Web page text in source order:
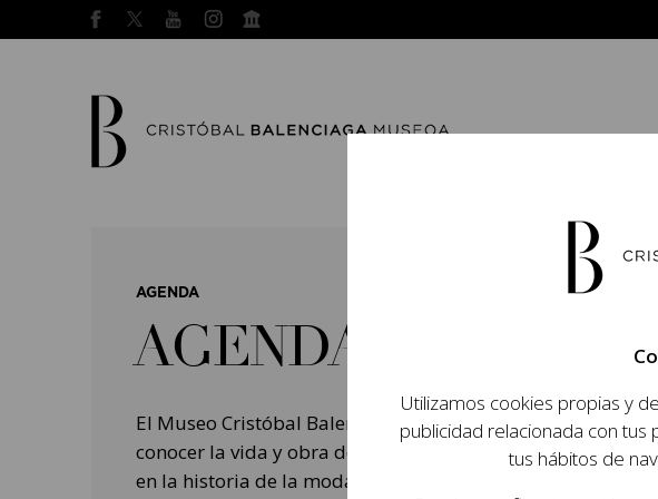
AGENDA
AGENDA
El Museo Cristóbal Balenciaga tiene como objetivo dar a
conocer la vida y obra del prestigioso modista, su
en la historia de la moda, y la contemporaneidad de su
Utilizamos cookies propias y
publicidad relacionada con
tus hábitos de